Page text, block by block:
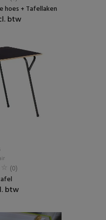
hoes + Tafellaken
btw
(0)
btw